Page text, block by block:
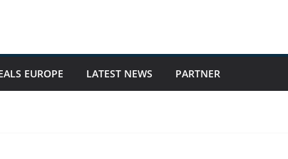
EUROPE LATEST NEWS PARTNER